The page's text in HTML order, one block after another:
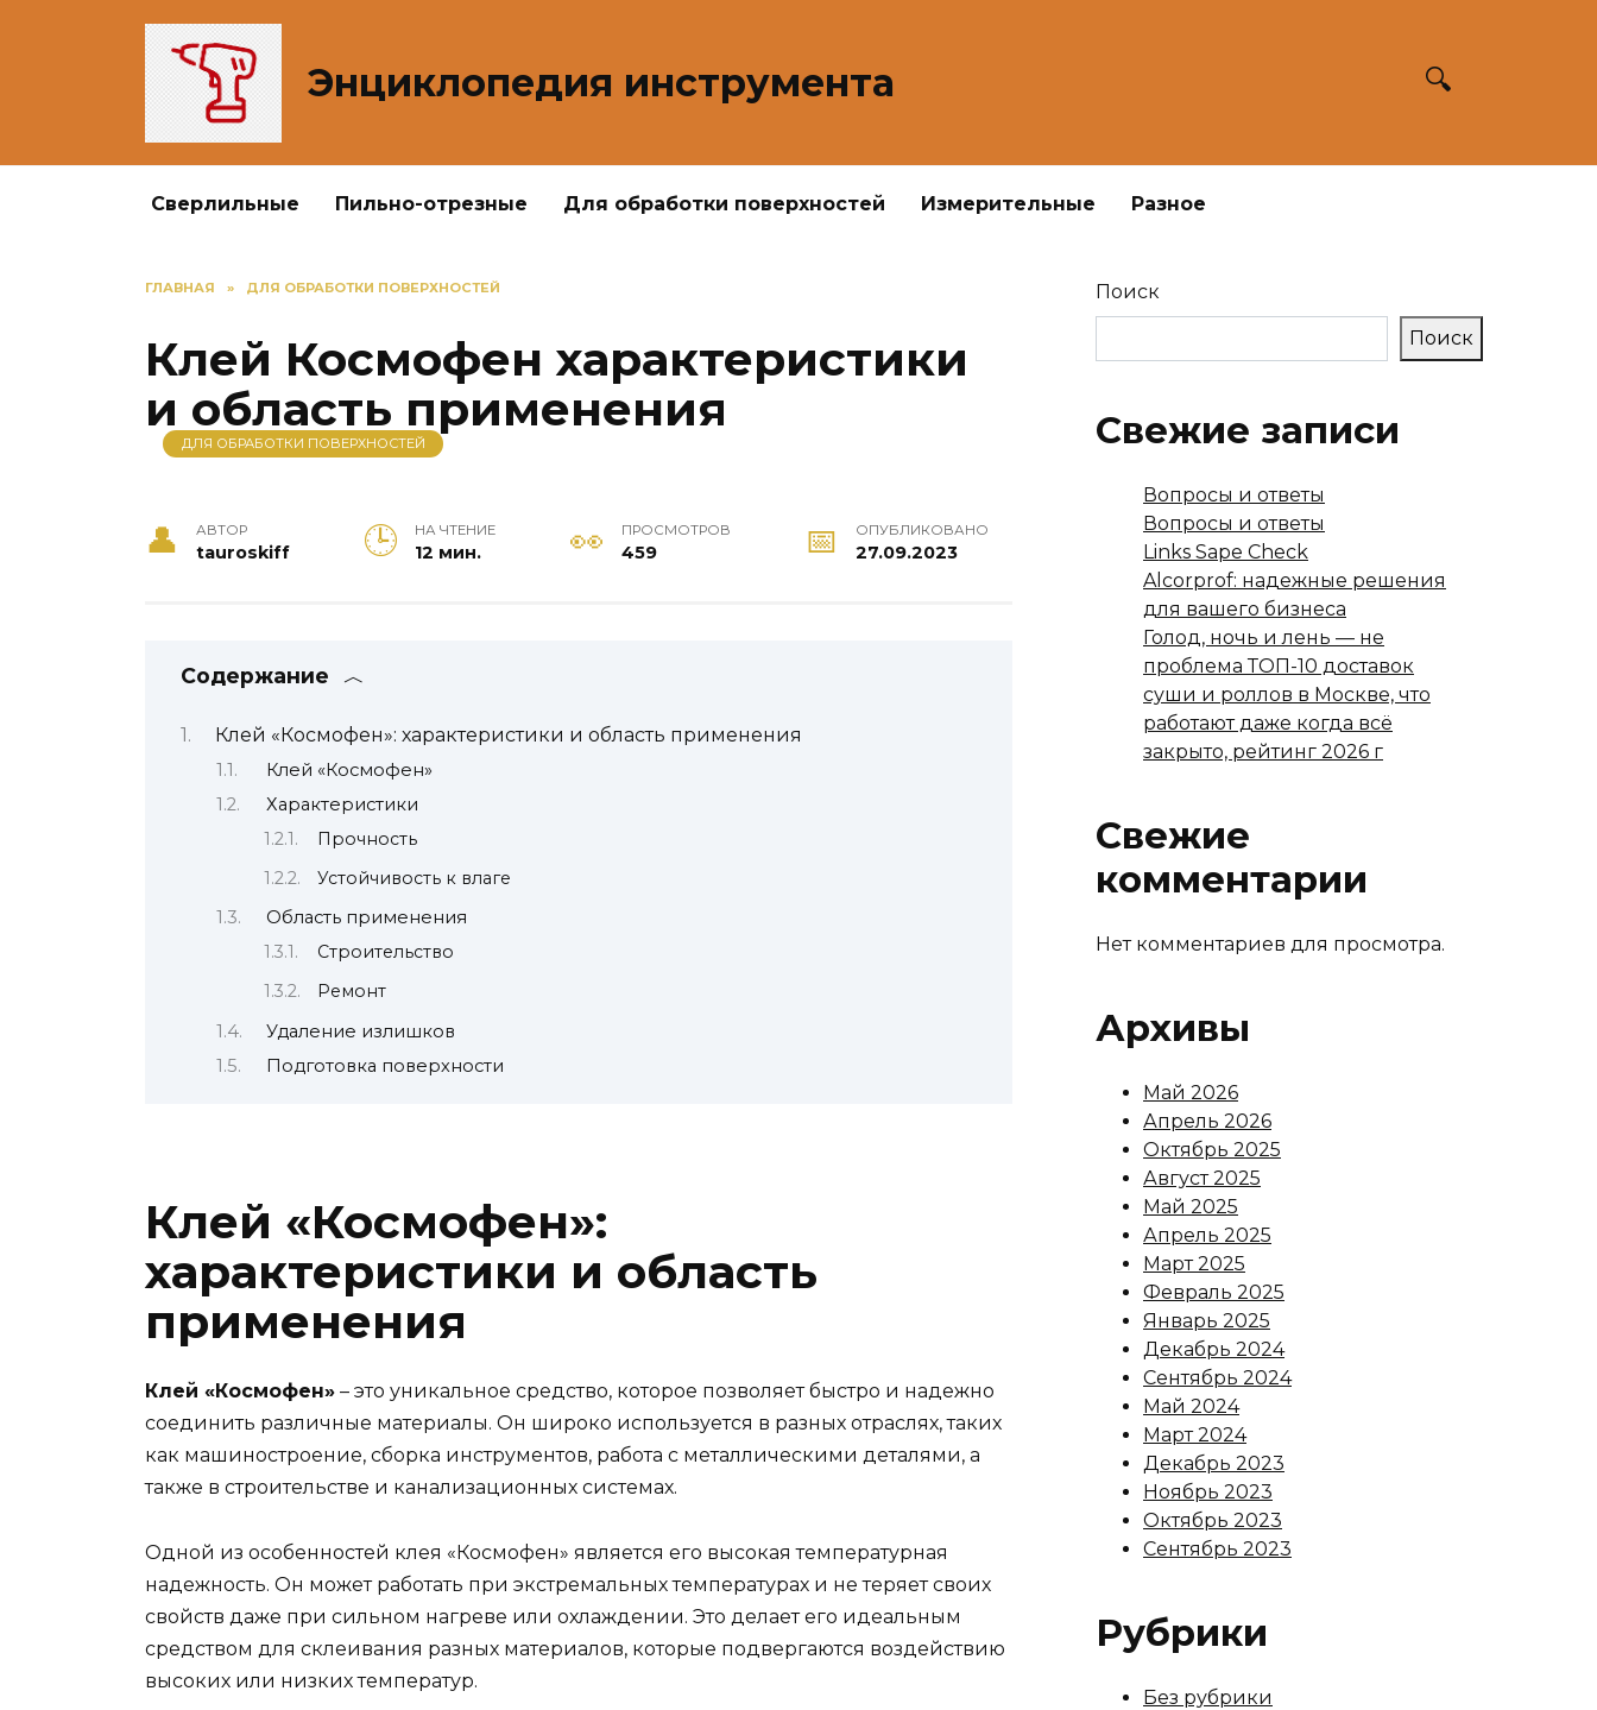
Энциклопедия инструмента
Сверлильные Пильно-отрезные Для обработки поверхностей Измерительные Разное
ГЛАВНАЯ » ДЛЯ ОБРАБОТКИ ПОВЕРХНОСТЕЙ
Клей Космофен характеристики
и область применения
ДЛЯ ОБРАБОТКИ ПОВЕРХНОСТЕЙ
АВТОР
tauroskiff
НА ЧТЕНИЕ
12 мин.
ПРОСМОТРОВ
459
ОПУБЛИКОВАНО
27.09.2023
Содержание
Клей «Космофен»: характеристики и область применения
Клей «Космофен»
Характеристики
Прочность
Устойчивость к влаге
Область применения
Строительство
Ремонт
Удаление излишков
Подготовка поверхности
Клей «Космофен»:
характеристики и область
применения
Клей «Космофен» – это уникальное средство, которое позволяет быстро и надежно
соединить различные материалы. Он широко используется в разных отраслях, таких
как машиностроение, сборка инструментов, работа с металлическими деталями, а
также в строительстве и канализационных системах.
Одной из особенностей клея «Космофен» является его высокая температурная
надежность. Он может работать при экстремальных температурах и не теряет своих
свойств даже при сильном нагреве или охлаждении. Это делает его идеальным
средством для склеивания разных материалов, которые подвергаются воздействию
высоких или низких температур.
Поиск
Поиск
Свежие записи
Вопросы и ответы
Вопросы и ответы
Links Sape Check
Alcorprof: надежные решения
для вашего бизнеса
Голод, ночь и лень — не
проблема ТОП-10 доставок
суши и роллов в Москве, что
работают даже когда всё
закрыто, рейтинг 2026 г
Свежие
комментарии
Нет комментариев для просмотра.
Архивы
Май 2026
Апрель 2026
Октябрь 2025
Август 2025
Май 2025
Апрель 2025
Март 2025
Февраль 2025
Январь 2025
Декабрь 2024
Сентябрь 2024
Май 2024
Март 2024
Декабрь 2023
Ноябрь 2023
Октябрь 2023
Сентябрь 2023
Рубрики
Без рубрики